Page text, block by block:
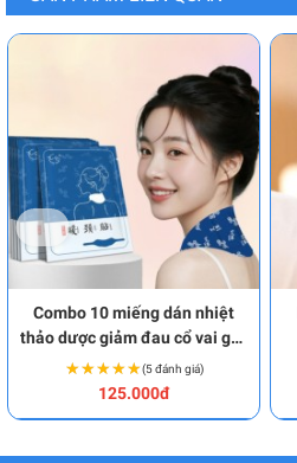
Combo 10 miếng dán nhiệt
thảo dược giảm đau cổ vai gáy
an toàn BA1872
★★★★★
★★★★★(5 đánh giá)
125.000đ